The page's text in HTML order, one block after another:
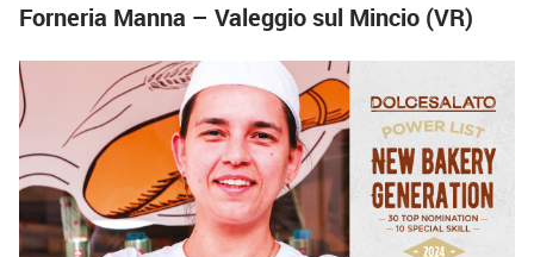
Forneria Manna – Valeggio sul Mincio (VR)